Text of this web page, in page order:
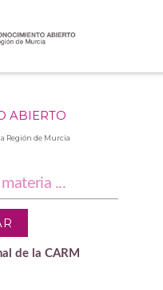
ABIERTO
Región de Murcia
de la CARM